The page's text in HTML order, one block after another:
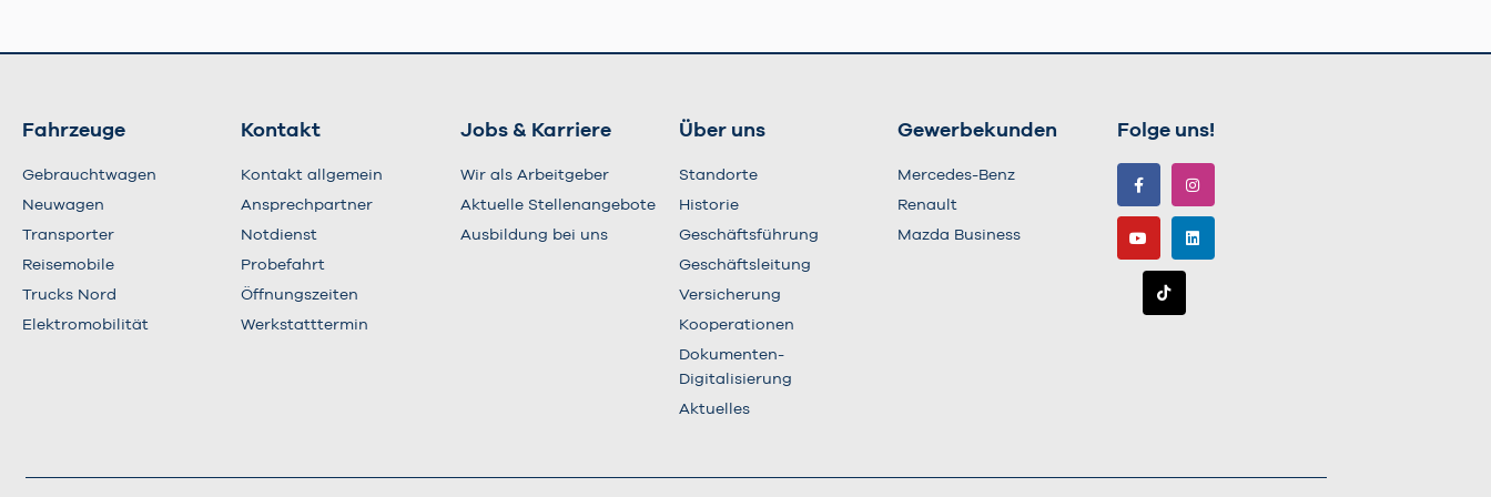
Fahrzeuge
Gebrauchtwagen
Neuwagen
Transporter
Reisemobile
Trucks Nord
Elektromobilität
Kontakt
Kontakt allgemein
Ansprechpartner
Notdienst
Probefahrt
Öffnungszeiten
Werkstatttermin
Jobs & Karriere
Wir als Arbeitgeber
Aktuelle Stellenangebote
Ausbildung bei uns
Über uns
Standorte
Historie
Geschäftsführung
Geschäftsleitung
Versicherung
Kooperationen
Dokumenten-
Digitalisierung
Aktuelles
Gewerbekunden
Mercedes-Benz
Renault
Mazda Business
Folge uns!